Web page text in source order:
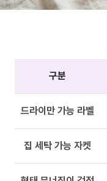
구분
드라이만 가능 라벨
집 세탁 가능 자켓